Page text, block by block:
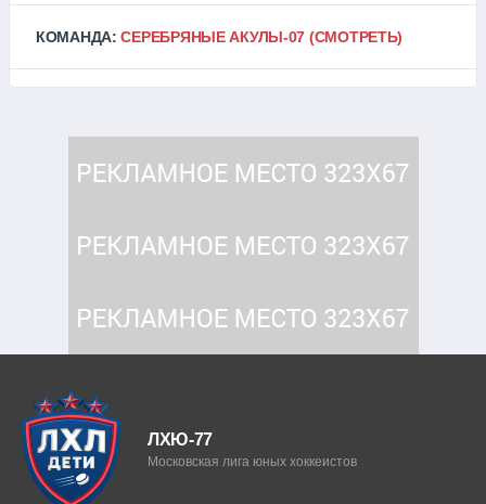
КОМАНДА:СЕРЕБРЯНЫЕ АКУЛЫ-07 (СМОТРЕТЬ)
ЛХЮ-77
Московская лига юных хоккеистов